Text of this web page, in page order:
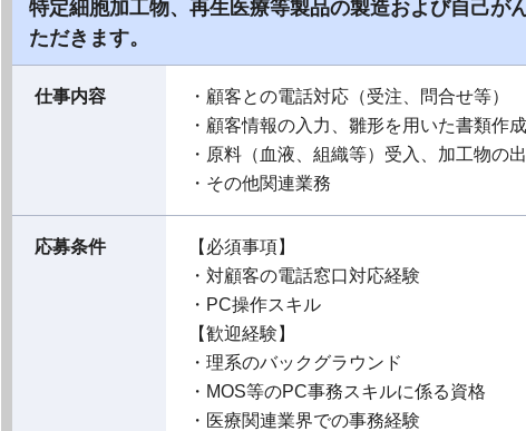
特定細胞加工物、再生医療等製品の製造および自己が
ただきます。
仕事内容
・顧客との電話対応（受注、問合せ等）
・顧客情報の入力、雛形を用いた書類作
・原料（血液、組織等）受入、加工物の
・その他関連業務
応募条件
【必須事項】
・対顧客の電話窓口対応経験
・PC操作スキル
【歓迎経験】
・理系のバックグラウンド
・MOS等のPC事務スキルに係る資格
・医療関連業界での事務経験